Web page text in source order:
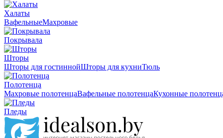
Халаты
ВафельныеМахровые
Покрывала
Шторы
Шторы для гостиннойШторы для кухниТюль
Полотенца
Махровые полотенцаВафельные полотенцаКухонные
Пледы